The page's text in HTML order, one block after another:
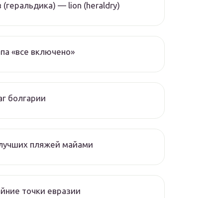
(геральдика) — lion (heraldry)
«все включено»
болгарии
пляжей майами
точки евразии